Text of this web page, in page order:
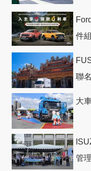
件
聯
大
管